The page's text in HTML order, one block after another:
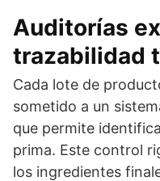
Auditorías
trazabilidad
Cada lote de
sometido a un
que permite
prima. Este control
los ingredientes